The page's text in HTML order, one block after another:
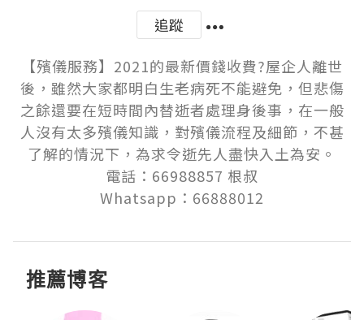
追蹤
【殯儀服務】2021的最新價錢收費?屋企人離世
後，雖然大家都明白生老病死不能避免，但悲傷
之餘還要在短時間內替逝者處理身後事，在一般
人沒有太多殯儀知識，對殯儀流程及細節，不甚
了解的情況下，為求令逝先人盡快入土為安。
電話：66988857 根叔
Whatsapp：66888012
推薦博客